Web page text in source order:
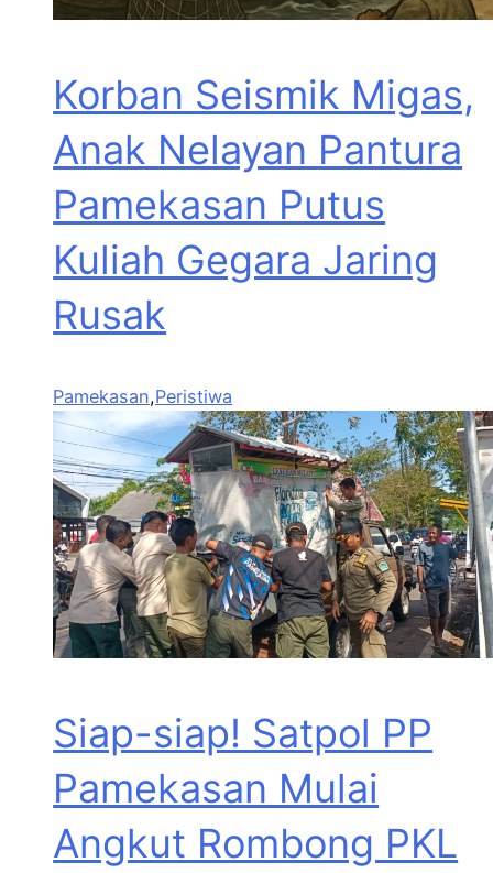
Korban Seismik Migas,
Anak Nelayan Pantura
Pamekasan Putus
Kuliah Gegara Jaring
Rusak
Pamekasan,Peristiwa
Siap-siap! Satpol PP
Pamekasan Mulai
Angkut Rombong PKL